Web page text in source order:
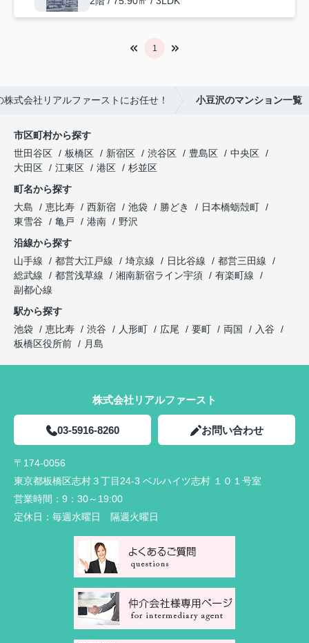
1
式会社リアルファーストにお任せ！ 小豆沢のマンション一覧
市区町村から探す
世田谷区
板橋区 新宿区 渋谷区 豊島区
中央区
大田区
江東区 港区
杉並区
町名から探す
大島
恵比寿 西新宿 池袋 勝どき
日本橋蛎殻町
東雪谷
亀戸 港南
野沢
沿線から探す
山手線
都営大江戸線 埼京線 日比谷線
都営三田線
総武線
都営浅草線 湘南新宿ライン宇須
有楽町線
副都心線
駅から探す
池袋
恵比寿 渋谷 人形町 広尾 要町 両国
入谷
板橋区役所前
月島
株式会社リアルファースト
03-5916-8260 お問い合わせ
〒174-0056
東京都板橋区志村３丁目24-3 ベルハイツ志村 １０１号室
営業時間： 9：30～19:00
定休日： 毎週水曜日 隔週火曜日